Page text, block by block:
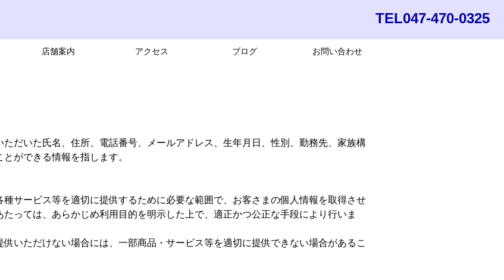
TEL047-470-0325
店舗案内 アクセス ブログ お問い合わせ
だいた氏名、住所、電話番号、メールアドレス、生年月日、性別、勤務先、家族構
ができる情報を指します。
サービス等を適切に提供するために必要な範囲で、お客さまの個人情報を取得させ
っては、あらかじめ利用目的を明示した上で、適正かつ公正な手段により行いま
供いただけない場合には、一部商品・サービス等を適切に提供できない場合があるこ